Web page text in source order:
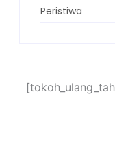
Peristiwa